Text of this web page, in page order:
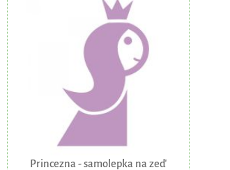
Princezna - samolepka na zeď